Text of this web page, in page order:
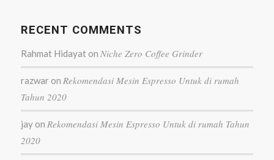
RECENT COMMENTS
Rahmat Hidayaton Niche Zero Coffee Grinder
razwaron Rekomendasi Mesin Espresso Untuk di rumah
Tahun 2020
jayon Rekomendasi Mesin Espresso Untuk di rumah Tahun
2020